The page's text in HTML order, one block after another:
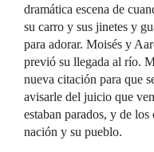
dramática escena de
su carro y sus jinetes y
para adorar. Moisés y
previó su llegada al río.
nueva citación para que
avisarle del juicio que
estaban parados, y de
nación y su pueblo.